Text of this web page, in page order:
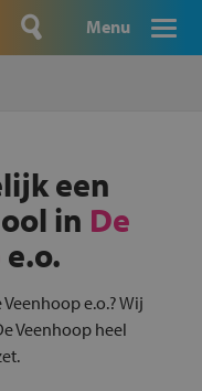
Menu
een
in De
e.o.
e.o.? Wij
Veenhoop heel